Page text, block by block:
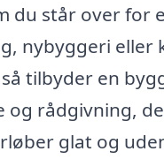
du står over for
nybyggeri eller
tilbyder en
og rådgivning,
glat og